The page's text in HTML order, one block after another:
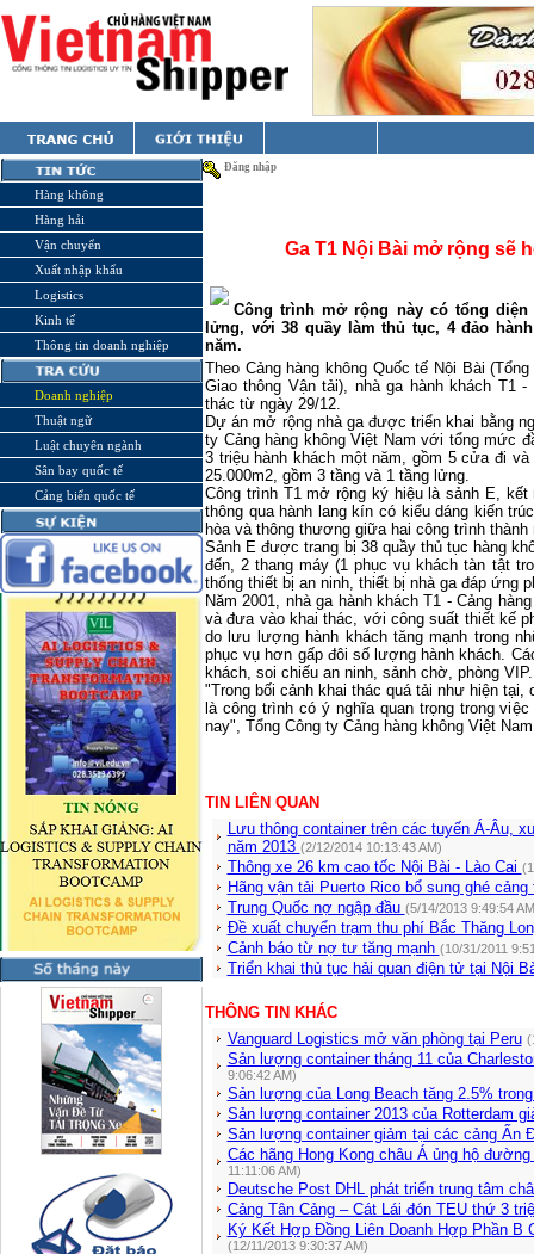
Hàng không
Hàng hải
Vận chuyển
Xuất nhập khẩu
Logistics
Kinh tế
Thông tin doanh nghiệp
Doanh nghiệp
Thuật ngữ
Luật chuyên ngành
Sân bay quốc tế
Cảng biển quốc tế
Đăng nhập
Ga T1 Nội Bài mở rộng sẽ
Công trình mở rộng này có tổng diện
lửng, với 38 quầy làm thủ tục, 4 đảo
năm.
Theo Cảng hàng không Quốc tế Nội Bài
Giao thông Vận tải), nhà ga hành khách T1
thác từ ngày 29/12.
Dự án mở rộng nhà ga được triển khai bằng
ty Cảng hàng không Việt Nam với tổng mức
3 triệu hành khách một năm, gồm 5 cửa đi
25.000m2, gồm 3 tầng và 1 tầng lửng.
Công trình T1 mở rộng ký hiệu là sảnh E,
thông qua hành lang kín có kiểu dáng kiến
hòa và thông thương giữa hai công trình thành
Sảnh E được trang bị 38 quầy thủ tục hàng
đến, 2 thang máy (1 phục vụ khách tàn tật
thống thiết bị an ninh, thiết bị nhà ga đáp ứng
Năm 2001, nhà ga hành khách T1 - Cảng
và đưa vào khai thác, với công suất thiết kế
do lưu lượng hành khách tăng mạnh trong
phục vụ hơn gấp đôi số lượng hành khách.
khách, soi chiếu an ninh, sảnh chờ, phòng
"Trong bối cảnh khai thác quá tải như hiện tại,
là công trình có ý nghĩa quan trọng trong
nay", Tổng Công ty Cảng hàng không Việt Nam
TIN LIÊN QUAN
Lưu thông container trên các tuyến Á-Âu,
năm 2013 (2/12/2014 10:13:43 AM)
Thông xe 26 km cao tốc Nội Bài - Lào Cai
Hãng vận tải Puerto Rico bổ sung ghé
Trung Quốc nợ ngập đầu (5/14/2013 9:49:54
Đề xuất chuyển trạm thu phí Bắc Thăng
Cảnh báo từ nợ tư tăng mạnh (10/31/2011
Triển khai thủ tục hải quan điện tử tại Nội
THÔNG TIN KHÁC
Vanguard Logistics mở văn phòng tại Peru
Sản lượng container tháng 11 của
9:06:42 AM)
Sản lượng của Long Beach tăng 2.5%
Sản lượng container 2013 của Rotterdam
Sản lượng container giảm tại các cảng Ấn
Các hãng Hong Kong châu Á ủng hộ
11:11:06 AM)
Deutsche Post DHL phát triển trung tâm
Cảng Tân Cảng – Cát Lái đón TEU thứ 3
Ký Kết Hợp Đồng Liên Doanh Hợp Phần B
(12/11/2013 9:30:37 AM)